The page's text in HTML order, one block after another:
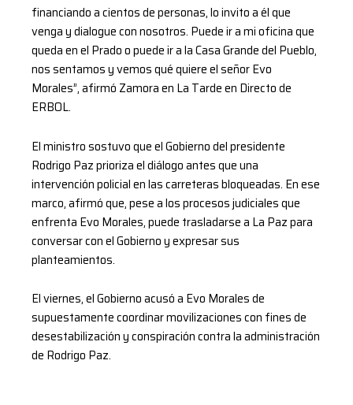
financiando a cientos de personas, lo invito a él que
venga y dialogue con nosotros. Puede ir a mi oficina que
queda en el Prado o puede ir a la Casa Grande del Pueblo,
nos sentamos y vemos qué quiere el señor Evo
Morales”, afirmó Zamora en La Tarde en Directo de
ERBOL.
El ministro sostuvo que el Gobierno del presidente
Rodrigo Paz prioriza el diálogo antes que una
intervención policial en las carreteras bloqueadas. En ese
marco, afirmó que, pese a los procesos judiciales que
enfrenta Evo Morales, puede trasladarse a La Paz para
conversar con el Gobierno y expresar sus
planteamientos.
El viernes, el Gobierno acusó a Evo Morales de
supuestamente coordinar movilizaciones con fines de
desestabilización y conspiración contra la administración
de Rodrigo Paz.